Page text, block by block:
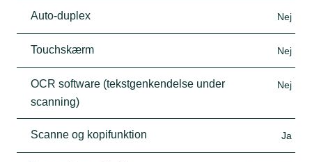
Auto-duplex Nej
Touchskærm Nej
OCR software (tekstgenkendelse under
scanning)
Nej
Scanne og kopifunktion Ja